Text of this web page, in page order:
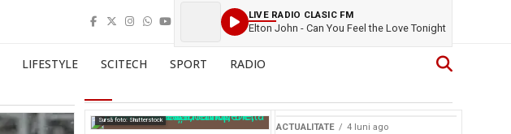
LIVE RADIO CLASIC FM
Elton John - Can You Feel the Love Tonight
LIFESTYLE SCITECH SPORT RADIO
Sursă foto: Shutterstock
ACTUALITATE 4 luni ago